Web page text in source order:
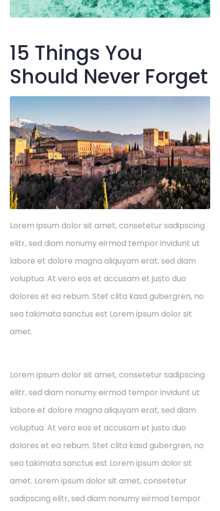
15 Things You
Should Never Forget
Lorem ipsum dolor sit amet, consetetur sadipscing
elitr, sed diam nonumy eirmod tempor invidunt ut
labore et dolore magna aliquyam erat, sed diam
voluptua. At vero eos et accusam et justo duo
dolores et ea rebum. Stet clita kasd gubergren, no
sea takimata sanctus est Lorem ipsum dolor sit
amet.
Lorem ipsum dolor sit amet, consetetur sadipscing
elitr, sed diam nonumy eirmod tempor invidunt ut
labore et dolore magna aliquyam erat, sed diam
voluptua. At vero eos et accusam et justo duo
dolores et ea rebum. Stet clita kasd gubergren, no
sea takimata sanctus est Lorem ipsum dolor sit
amet. Lorem ipsum dolor sit amet, consetetur
sadipscing elitr, sed diam nonumy eirmod tempor